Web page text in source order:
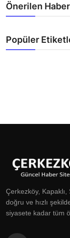
Önerilen
Popüler
Çerkezköy,
doğru ve hızlı
siyasete kadar tüm